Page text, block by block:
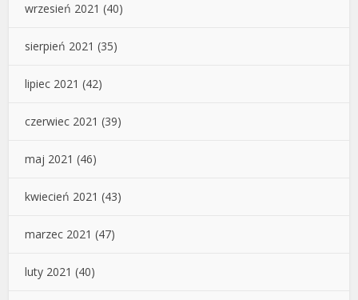
wrzesień 2021 (40)
sierpień 2021 (35)
lipiec 2021 (42)
czerwiec 2021 (39)
maj 2021 (46)
kwiecień 2021 (43)
marzec 2021 (47)
luty 2021 (40)